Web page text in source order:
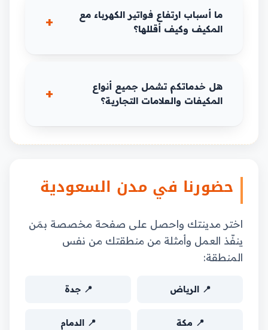
ما أسباب ارتفاع فواتير الكهرباء مع
المكيف وكيف أقللها؟
هل خدماتكم تشمل جميع أنواع
المكيفات والعلامات التجارية؟
حضورنا في مدن السعودية
اختر مدينتك واحصل على صفحة مخصصة بمَن
ينفّذ العمل وأمثلة من منطقتك من نفس
المنطقة:
📍 الرياض 📍 جدة
📍 مكة 📍 الدمام